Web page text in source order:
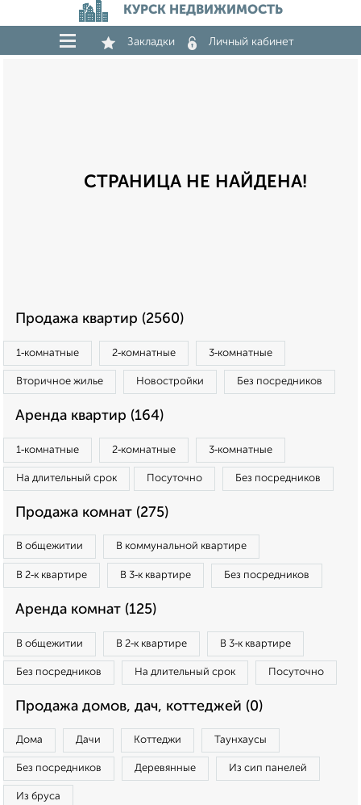
КУРСК НЕДВИЖИМОСТЬ
Закладки Личный кабинет
СТРАНИЦА НЕ НАЙДЕНА!
Продажа квартир (2560)
1‑комнатные 2‑комнатные 3‑комнатные
Вторичное жилье Новостройки Без посредников
Аренда квартир (164)
1‑комнатные 2‑комнатные 3‑комнатные
На длительный срок Посуточно Без посредников
Продажа комнат (275)
В общежитии В коммунальной квартире
В 2‑к квартире В 3‑к квартире Без посредников
Аренда комнат (125)
В общежитии В 2‑к квартире В 3‑к квартире
Без посредников На длительный срок Посуточно
Продажа домов, дач, коттеджей (0)
Дома Дачи Коттеджи Таунхаусы
Без посредников Деревянные Из сип панелей
Из бруса